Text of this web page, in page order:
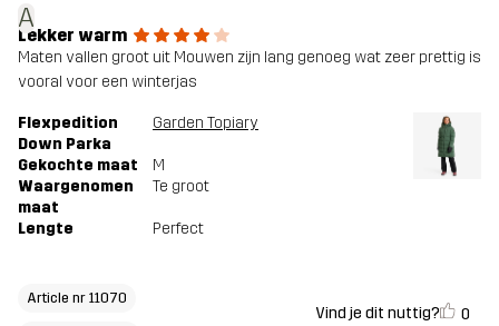
A
Lekker warm
Maten vallen groot uit Mouwen zijn lang genoeg wat zeer prettig is
vooral voor een winterjas
Flexpedition
Down Parka
Garden Topiary
Gekochte maat
M
Waargenomen
maat
Te groot
Lengte Perfect
Article nr 11070
Vind je dit nuttig? 0